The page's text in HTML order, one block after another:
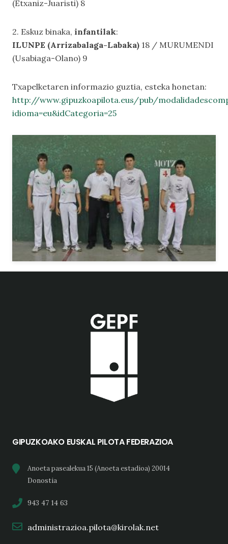
(Etxaniz-Juaristi) 8
2. Eskuz binaka, infantilak:
ILUNPE (Arrizabalaga-Labaka) 18 / MURUMENDI
(Usabiaga-Olano) 9
Txapelketaren informazio guztia, esteka honetan:
http://www.gipuzkoapilota.eus/pub/
idioma=eu&idCategoria=25
GIPUZKOAKO EUSKAL PILOTA FEDERAZIOA
Anoeta pasealekua 15 (Anoeta estadioa) 20014
Donostia
943 47 14 63
administrazioa.pilota@kirolak.net